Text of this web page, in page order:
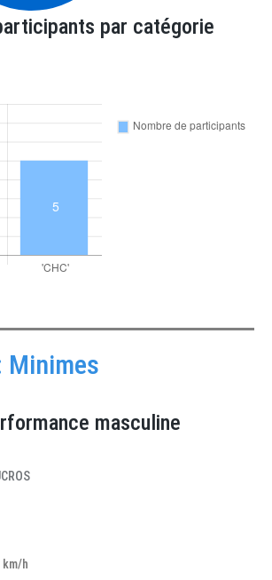
par catégorie
Minimes
masculine
km/h